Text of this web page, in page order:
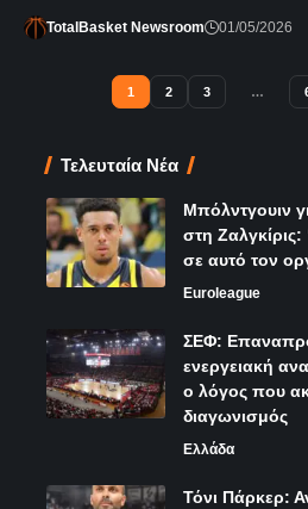
TotalBasket Newsroom 01/05/2026
1 2 3 …
Τελευταία Νέα
Μπόλντγουιν
στη
σε αυτό τον
Euroleague
ΣΕΦ:
ενεργειακή
ο λόγος που
διαγωνισμός
Ελλάδα
Τόνι Πάρκερ: